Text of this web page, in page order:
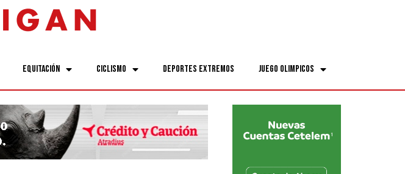
Equitación Ciclismo Deportes Extremos Juego Olimpicos